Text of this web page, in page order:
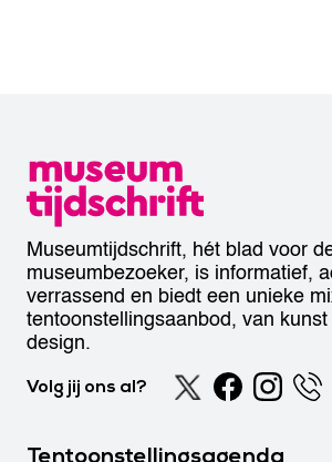
Museumtijdschrift, hét blad voor
museumbezoeker, is informatief,
verrassend en biedt een unieke
tentoonstellingsaanbod, van
design.
Volg jij ons al?
Tentoonstellingsagenda